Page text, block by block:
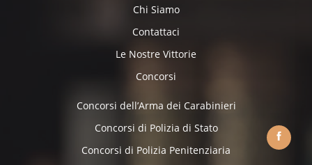
Chi Siamo
Contattaci
Le Nostre Vittorie
Concorsi
Concorsi dell’Arma dei Carabinieri
Concorsi di Polizia di Stato
Concorsi di Polizia Penitenziaria